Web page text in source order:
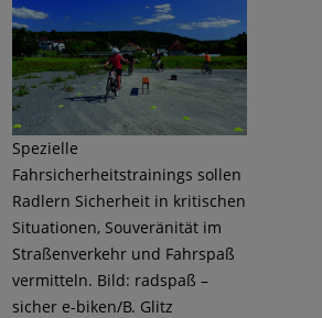
Spezielle
Fahrsicherheitstrainings sollen
Radlern Sicherheit in kritischen
Situationen, Souveränität im
Straßenverkehr und Fahrspaß
vermitteln. Bild: radspaß –
sicher e-biken/B. Glitz